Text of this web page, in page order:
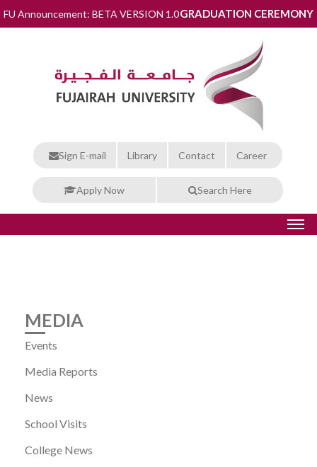
FU Announcement: BETA VERSION 1.0GRADUATION CEREMONY
Sign E-mail Library Contact Career
Apply Now Search Here
MEDIA
Events
Media Reports
News
School Visits
College News